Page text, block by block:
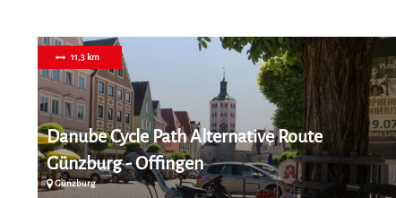
11,3 km
Danube Cycle Path Alternative Route
Günzburg - Offingen
Günzburg